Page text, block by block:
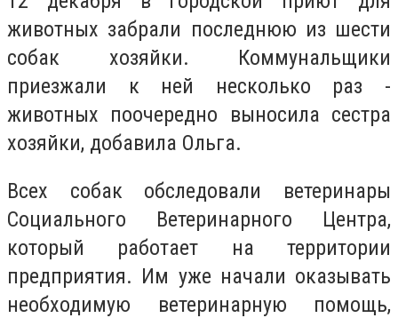
животных забрали последнюю из шести
собак хозяйки. Коммунальщики
приезжали к ней несколько раз -
животных поочередно выносила сестра
хозяйки, добавила Ольга.
Всех собак обследовали ветеринары
Социального Ветеринарного Центра,
который работает на территории
предприятия. Им уже начали оказывать
необходимую ветеринарную помощь,